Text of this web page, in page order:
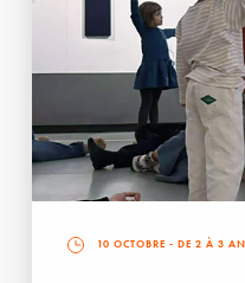
10 OCTOBRE - DE 2 À 3